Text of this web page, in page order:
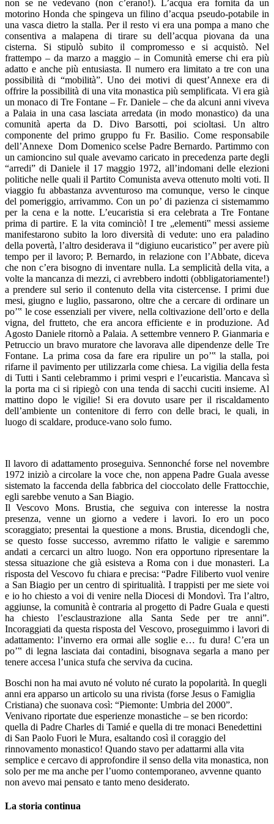
non se ne vedevano (non c’erano!). L’acqua era fornita da un
motorino Honda che spingeva un filino d’acqua pseudo-potabile in
una vasca dietro la stalla. Per il resto vi era una pompa a mano che
consentiva a malapena di tirare su dell’acqua piovana da una
cisterna. Si stipulò subito il compromesso e si acquistò. Nel
frattempo – da marzo a maggio – in Comunità emerse chi era più
adatto e anche più entusiasta. Il numero era limitato a tre con una
possibilità di “mobilità”. Uno dei motivi di quest’Annexe era di
offrire la possibilità di una vita monastica più semplificata. Vi era già
un monaco di Tre Fontane – Fr. Daniele – che da alcuni anni viveva
a Palaia in una casa lasciata arredata (in modo monastico) da una
comunità aperta da D. Divo Barsotti, poi scioltasi. Un altro
componente del primo gruppo fu Fr. Basilio. Come responsabile
dell’Annexe Dom Domenico scelse Padre Bernardo. Partimmo con
un camioncino sul quale avevamo caricato in precedenza parte degli
“arredi” di Daniele il 17 maggio 1972, all’indomani delle elezioni
politiche nelle quali il Partito Comunista aveva ottenuto molti voti. Il
viaggio fu abbastanza avventuroso ma comunque, verso le cinque
del pomeriggio, arrivammo. Con un po’ di pazienza ci sistemammo
per la cena e la notte. L’eucaristia si era celebrata a Tre Fontane
prima di partire. E la vita cominciò! I tre „elementi‟ messi assieme
manifestarono subito la loro diversità di vedute: uno era paladino
della povertà, l’altro desiderava il “digiuno eucaristico” per avere più
tempo per il lavoro; P. Bernardo, in relazione con l’Abbate, diceva
che non c’era bisogno di inventare nulla. La semplicità della vita, a
volte la mancanza di mezzi, ci avrebbero indotti (obbligatoriamente!)
a prendere sul serio il contenuto della vita cistercense. I primi due
mesi, giugno e luglio, passarono, oltre che a cercare di ordinare un
po’‟ le cose essenziali per vivere, nella coltivazione dell’orto e della
vigna, del frutteto, che era ancora efficiente e in produzione. Ad
Agosto Daniele ritornò a Palaia. A settembre vennero P. Gianmaria e
Petruccio un bravo muratore che lavorava alle dipendenze delle Tre
Fontane. La prima cosa da fare era ripulire un po’‟ la stalla, poi
rifarne il pavimento per utilizzarla come chiesa. La vigilia della festa
di Tutti i Santi celebrammo i primi vespri e l’eucaristia. Mancava sì
la porta ma ci si ripiegò con una tenda di sacchi cuciti insieme. Al
mattino dopo le vigilie! Si era dovuto usare per il riscaldamento
dell’ambiente un contenitore di ferro con delle braci, le quali, in
luogo di scaldare, produce-vano solo fumo.
Il lavoro di adattamento proseguiva. Sennonché forse nel novembre
1972 iniziò a circolare la voce che, non appena Padre Guala avesse
sistemato la faccenda della fabbrica del cioccolato delle Frattocchie,
egli sarebbe venuto a San Biagio.
Il Vescovo Mons. Brustia, che seguiva con interesse la nostra
presenza, venne un giorno a vedere i lavori. Io ero un poco
scoraggiato; presentai la questione a mons. Brustia, dicendogli che,
se questo fosse successo, avremmo rifatto le valigie e saremmo
andati a cercarci un altro luogo. Non era opportuno ripresentare la
stessa situazione che già esisteva a Roma con i due monasteri. La
risposta del Vescovo fu chiara e precisa: “Padre Filiberto vuol venire
a San Biagio per un centro di spiritualità. I trappisti per me siete voi
e io ho chiesto a voi di venire nella Diocesi di Mondovì. Tra l’altro,
aggiunse, la comunità è contraria al progetto di Padre Guala e questi
ha chiesto l’esclaustrazione alla Santa Sede per tre anni”.
Incoraggiati da questa risposta del Vescovo, proseguimmo i lavori di
adattamento: l’inverno era ormai alle soglie e… fu dura! C’era un
po’‟ di legna lasciata dai contadini, bisognava segarla a mano per
tenere accesa l’unica stufa che serviva da cucina.
Boschi non ha mai avuto né voluto né curato la popolarità. In quegli
anni era apparso un articolo su una rivista (forse Jesus o Famiglia
Cristiana) che suonava così: “Piemonte: Umbria del 2000”.
Venivano riportate due esperienze monastiche – se ben ricordo:
quella di Padre Charles di Tamié e quella di tre monaci Benedettini
di San Paolo Fuori le Mura, esaltando così il coraggio del
rinnovamento monastico! Quando stavo per adattarmi alla vita
semplice e cercavo di approfondire il senso della vita monastica, non
solo per me ma anche per l’uomo contemporaneo, avvenne quanto
non avevo mai pensato e tanto meno desiderato.
La storia continua